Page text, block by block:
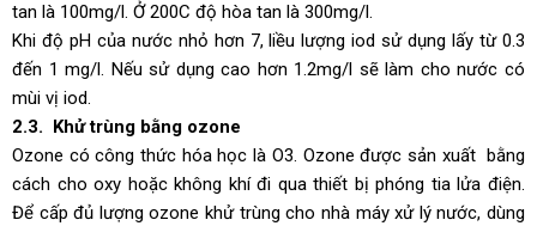
tan là 100mg/l. Ở 200C độ hòa tan là 300mg/l.
Khi độ pH của nước nhỏ hơn 7, liều lượng iod sử dụng lấy từ 0.3
đến 1 mg/l. Nếu sử dụng cao hơn 1.2mg/l sẽ làm cho nước có
mùi vị iod.
2.3. Khử trùng bằng ozone
Ozone có công thức hóa học là O3. Ozone được sản xuất bằng
cách cho oxy hoặc không khí đi qua thiết bị phóng tia lửa điện.
Để cấp đủ lượng ozone khử trùng cho nhà máy xử lý nước, dùng